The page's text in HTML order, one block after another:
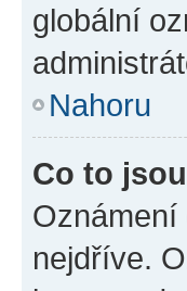
globální
Nahoru
Co to
Oznámení
nejdříve.